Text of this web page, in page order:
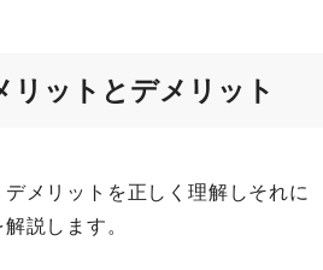
リットとデメリット
メリットを正しく理解しそれに
説します。